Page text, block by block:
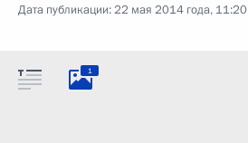
Дата публикации:22 мая 2014 года, 11:20
1